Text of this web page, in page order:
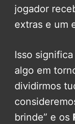
jogador
extras e um
Isso
algo em
dividirmos
brinde” e os